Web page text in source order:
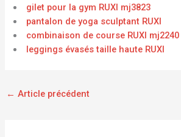
gilet pour la gym RUXI mj3823
pantalon de yoga sculptant RUXI
combinaison de course RUXI mj2240
leggings évasés taille haute RUXI
← Article précédent